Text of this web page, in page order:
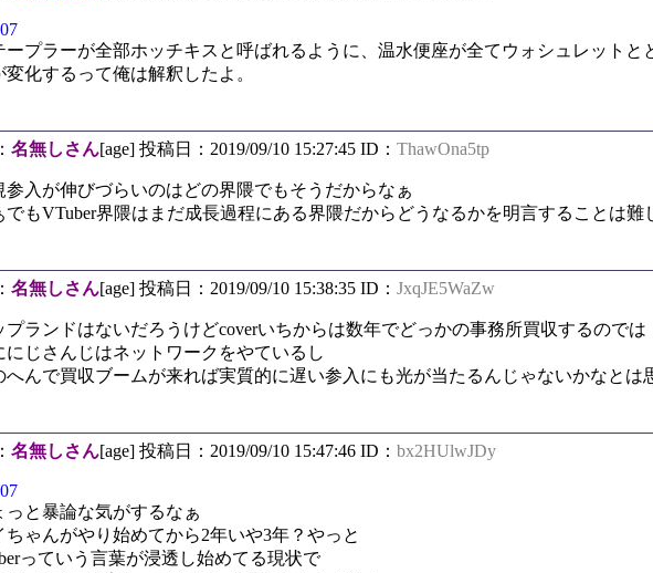
ープラーが全部ホッチキスと呼ばれるように、温水便座が全てウォシュレットと
変化するって俺は解釈したよ。
名無しさん[age] 投稿日：2019/09/10 15:27:45 ID： ThawOna5tp
参入が伸びづらいのはどの界隈でもそうだからなぁ
でもVTuber界隈はまだ成長過程にある界隈だからどうなるかを明言することは難
名無しさん[age] 投稿日：2019/09/10 15:38:35 ID： JxqJE5WaZw
プランドはないだろうけどcoverいちからは数年でどっかの事務所買収するのでは
にじさんじはネットワークをやているし
へんで買収ブームが来れば実質的に遅い参入にも光が当たるんじゃないかなとは
名無しさん[age] 投稿日：2019/09/10 15:47:46 ID： bx2HUlwJDy
っと暴論な気がするなぁ
ちゃんがやり始めてから2年いや3年？やっと
っていう言葉が浸透し始めてる現状で